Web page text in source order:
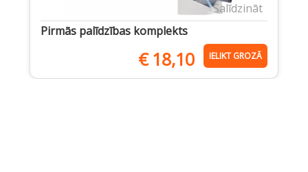
Salīdzināt
Pirmās palīdzības komplekts
€18,10 IELIKT GROZĀ